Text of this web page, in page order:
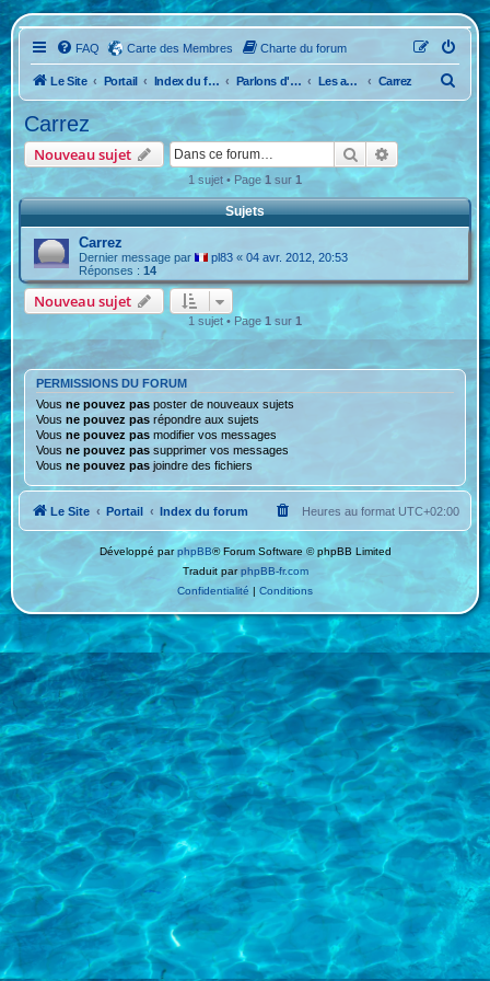
FAQ Carte des Membres Charte du forum
Le Site Portail Index du forum Parlons d'Anciennes Les anciennes caravanes ! Carrez
c
r
e
Carrez
Nouveau sujet RechercherRecherche
1 sujet • Page 1 sur 1
Sujets
Carrez
Dernier message par pl83 «04 avr. 2012, 20:53
Réponses :14
Nouveau sujet
1 sujet • Page 1 sur 1
PERMISSIONS DU FORUM
Vousne pouvez pas poster de nouveaux sujets
Vousne pouvez pas répondre aux sujets
Vousne pouvez pas modifier vos messages
Vousne pouvez pas supprimer vos messages
Vousne pouvez pas joindre des fichiers
Le Site Portail Index du forum Heures au format UTC+02:00
Développé parphpBB® Forum Software © phpBB Limited
Traduit parphpBB-fr.com
Confidentialité | Conditions